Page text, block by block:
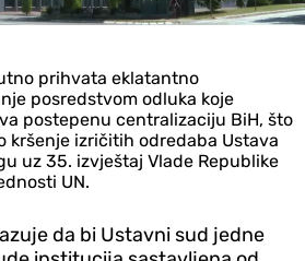
prihvata eklatantno
posredstvom odluka koje
postepenu centralizaciju BiH, što
kršenje izričitih odredaba Ustava
uz 35. izvještaj Vlade Republike
UN.
da bi Ustavni sud jedne